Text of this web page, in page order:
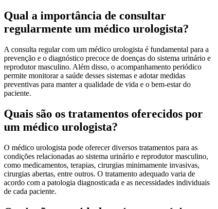
Qual a importância de consultar
regularmente um médico urologista?
A consulta regular com um médico urologista é fundamental para a
prevenção e o diagnóstico precoce de doenças do sistema urinário e
reprodutor masculino. Além disso, o acompanhamento periódico
permite monitorar a saúde desses sistemas e adotar medidas
preventivas para manter a qualidade de vida e o bem-estar do
paciente.
Quais são os tratamentos oferecidos por
um médico urologista?
O médico urologista pode oferecer diversos tratamentos para as
condições relacionadas ao sistema urinário e reprodutor masculino,
como medicamentos, terapias, cirurgias minimamente invasivas,
cirurgias abertas, entre outros. O tratamento adequado varia de
acordo com a patologia diagnosticada e as necessidades individuais
de cada paciente.